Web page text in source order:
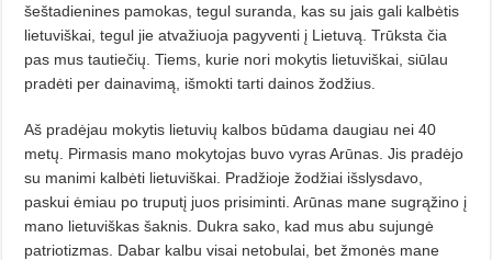
šeštadienines pamokas, tegul suranda, kas su jais gali kalbėtis
lietuviškai, tegul jie atvažiuoja pagyventi į Lietuvą. Trūksta čia
pas mus tautiečių. Tiems, kurie nori mokytis lietuviškai, siūlau
pradėti per dainavimą, išmokti tarti dainos žodžius.
Aš pradėjau mokytis lietuvių kalbos būdama daugiau nei 40
metų. Pirmasis mano mokytojas buvo vyras Arūnas. Jis pradėjo
su manimi kalbėti lietuviškai. Pradžioje žodžiai išslysdavo,
paskui ėmiau po truputį juos prisiminti. Arūnas mane sugrąžino į
mano lietuviškas šaknis. Dukra sako, kad mus abu sujungė
patriotizmas. Dabar kalbu visai netobulai, bet žmonės mane